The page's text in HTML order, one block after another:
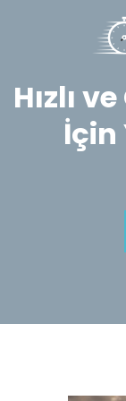
Hızlı
İçin